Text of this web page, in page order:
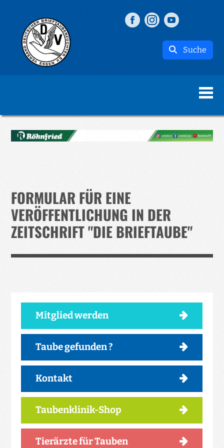
Suche
FORMULAR FÜR EINE
VERÖFFENTLICHUNG IN DER
ZEITSCHRIFT "DIE BRIEFTAUBE"
Mitglied werden
Taube gefunden ?
Kontakt
Taubenklinik-Shop
Tierärzte für Tauben